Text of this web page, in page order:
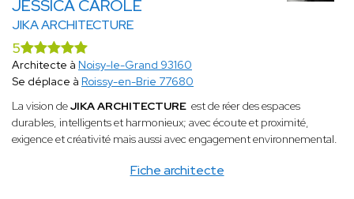
JESSICA CAROLE
JIKA ARCHITECTURE
Fiche architecte
5
Architecte à Noisy-le-Grand 93160
Se déplace à Roissy-en-Brie 77680
La vision deJIKA ARCHITECTURE est de réer des espaces
durables, intelligents et harmonieux; avec écoute et proximité,
exigence et créativité mais aussi avec engagement environnemental.